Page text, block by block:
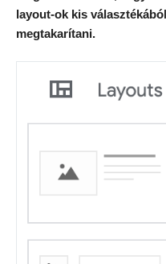
layout-ok kis
megtakarítani.